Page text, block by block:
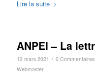
Lire la suite
ANPEI – La
12 mars 2021 / 0 Commentaires
Webmaster